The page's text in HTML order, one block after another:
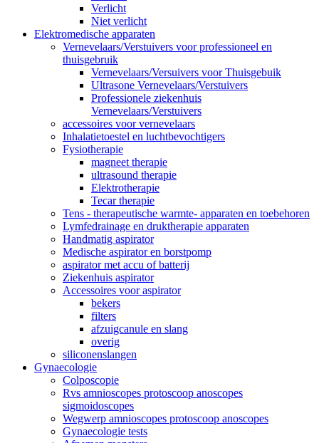
Verlicht
Niet verlicht
Elektromedische apparaten
Vernevelaars/Verstuivers voor professioneel en
thuisgebruik
Vernevelaars/Versuivers voor Thuisgebuik
Ultrasone Vernevelaars/Verstuivers
Professionele ziekenhuis
Vernevelaars/Verstuivers
accessoires voor vernevelaars
Inhalatietoestel en luchtbevochtigers
Fysiotherapie
magneet therapie
ultrasound therapie
Elektrotherapie
Tecar therapie
Tens - therapeutische warmte- apparaten en toebehoren
Lymfedrainage en druktherapie apparaten
Handmatig aspirator
Medische aspirator en borstpomp
aspirator met accu of batterij
Ziekenhuis aspirator
Accessoires voor aspirator
bekers
filters
afzuigcanule en slang
overig
siliconenslangen
Gynaecologie
Colposcopie
Rvs amnioscopes protoscoop anoscopes
sigmoidoscopes
Wegwerp amnioscopes protoscoop anoscopes
Gynaecologie tests